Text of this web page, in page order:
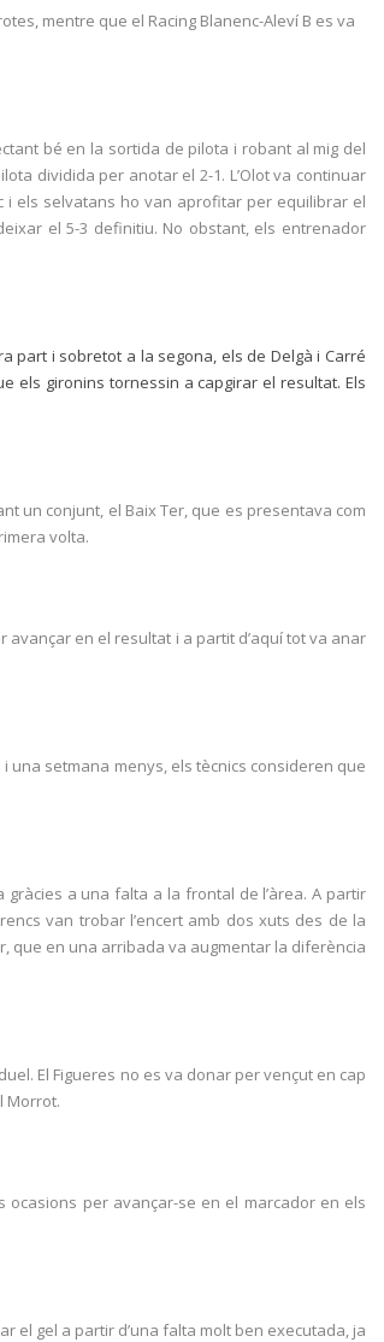
mentre que el Racing Blanenc-Aleví B es va
bé en la sortida de pilota i robant al mig del
dividida per anotar el 2-1. L’Olot va continuar
i els selvatans ho van aprofitar per equilibrar el
el 5-3 definitiu. No obstant, els entrenador
part i sobretot a la segona, els de Delgà i Carré
els gironins tornessin a capgirar el resultat. Els
un conjunt, el Baix Ter, que es presentava com
volta.
avançar en el resultat i a partit d’aquí tot va anar
una setmana menys, els tècnics consideren que
a una falta a la frontal de l’àrea. A partir
van trobar l’encert amb dos xuts des de la
que en una arribada va augmentar la diferència
El Figueres no es va donar per vençut en cap
Morrot.
ocasions per avançar-se en el marcador en els
el gel a partir d’una falta molt ben executada, ja